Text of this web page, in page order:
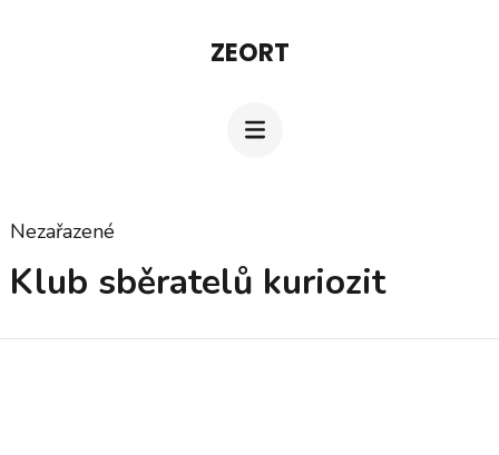
ZEORT
Nezařazené
Klub sběratelů kuriozit